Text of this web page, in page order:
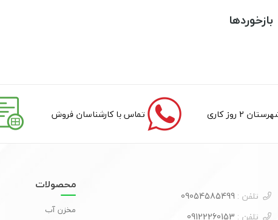
بازخوردها
روز کاری تماس با کارشناسان فروش
تلفن :
تلفن :
محصولات
مخزن آب